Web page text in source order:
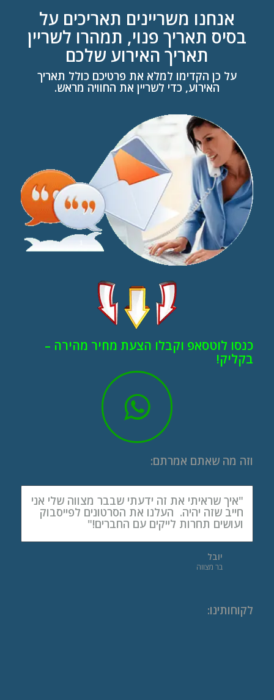
אנחנו משריינים תאריכים על
בסיס תאריך פנוי, תמהרו לשריין
תאריך האירוע שלכם
על כן הקדימו למלא את פרטיכם כולל תאריך
האירוע, כדי לשריין את החוויה מראש.
כנסו לוטסאפ וקבלו הצעת מחיר מהירה –
בקליק!
וזה מה שאתם אמרתם:
"איך שראיתי את זה ידעתי שבבר מצווה שלי אני
חייב שזה יהיה. העלנו את הסרטונים לפייסבוק
ועושים תחרות לייקים עם החברים!"
יובל
בר מצווה
לקוחותינו: